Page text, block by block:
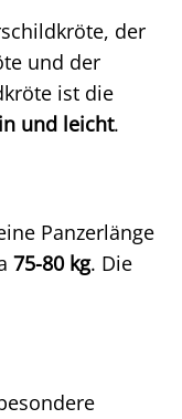
der
und der
ist die
und leicht.
Panzerlänge
75-80 kg. Die